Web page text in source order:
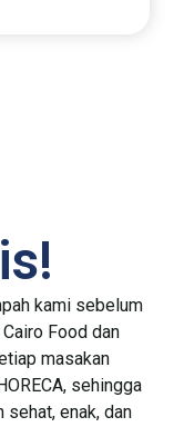
kami sebelum
Food dan
masakan
sehingga
sehat, enak, dan